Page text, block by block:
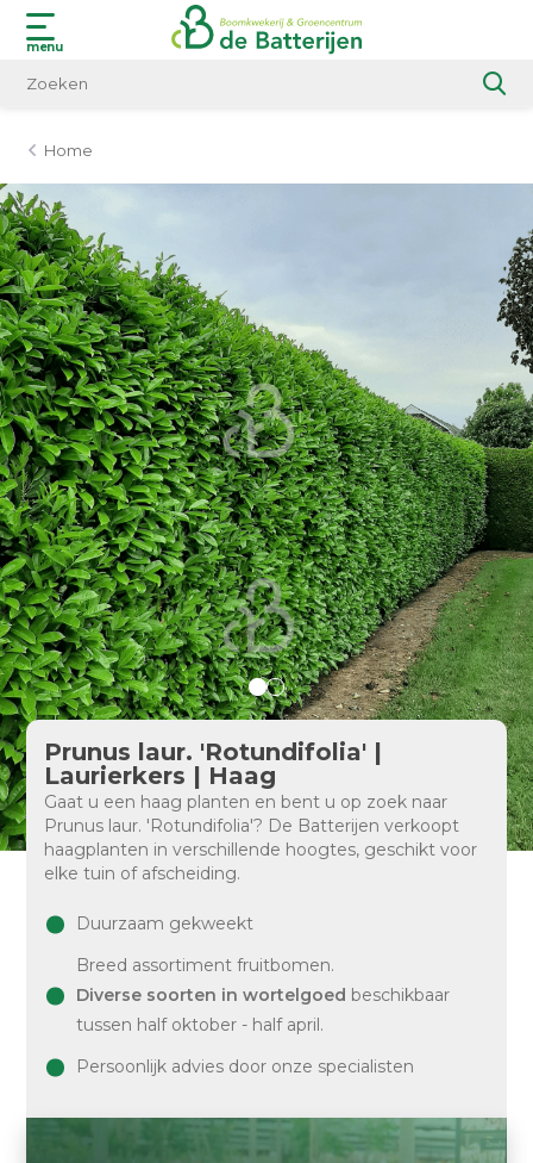
menu
Home
Prunus laur. 'Rotundifolia' |
Laurierkers | Haag
Gaat u een haag planten en bent u op zoek naar
Prunus laur. 'Rotundifolia'? De Batterijen verkoopt
haagplanten in verschillende hoogtes, geschikt voor
elke tuin of afscheiding.
Duurzaam gekweekt
Breed assortiment fruitbomen.
Diverse soorten in wortelgoed beschikbaar
tussen half oktober - half april.
Persoonlijk advies door onze specialisten